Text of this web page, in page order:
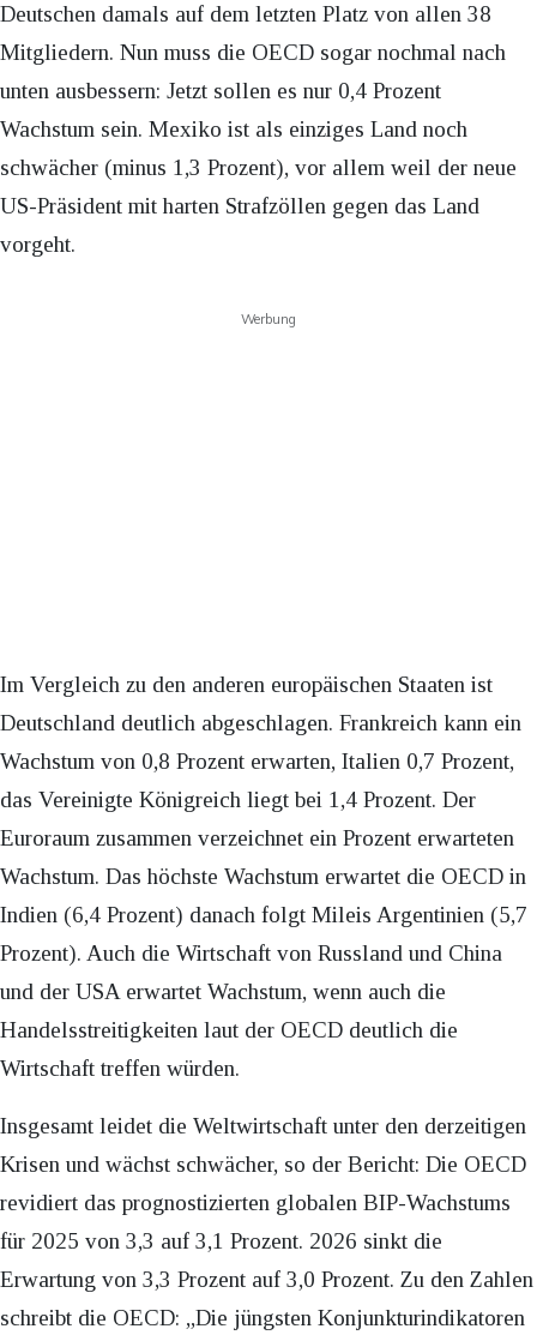
Deutschen damals auf dem letzten Platz von allen 38
Mitgliedern. Nun muss die OECD sogar nochmal nach
unten ausbessern: Jetzt sollen es nur 0,4 Prozent
Wachstum sein. Mexiko ist als einziges Land noch
schwächer (minus 1,3 Prozent), vor allem weil der neue
US-Präsident mit harten Strafzöllen gegen das Land
vorgeht.
Werbung
Im Vergleich zu den anderen europäischen Staaten ist
Deutschland deutlich abgeschlagen. Frankreich kann ein
Wachstum von 0,8 Prozent erwarten, Italien 0,7 Prozent,
das Vereinigte Königreich liegt bei 1,4 Prozent. Der
Euroraum zusammen verzeichnet ein Prozent erwarteten
Wachstum. Das höchste Wachstum erwartet die OECD in
Indien (6,4 Prozent) danach folgt Mileis Argentinien (5,7
Prozent). Auch die Wirtschaft von Russland und China
und der USA erwartet Wachstum, wenn auch die
Handelsstreitigkeiten laut der OECD deutlich die
Wirtschaft treffen würden.
Insgesamt leidet die Weltwirtschaft unter den derzeitigen
Krisen und wächst schwächer, so der Bericht: Die OECD
revidiert das prognostizierten globalen BIP-Wachstums
für 2025 von 3,3 auf 3,1 Prozent. 2026 sinkt die
Erwartung von 3,3 Prozent auf 3,0 Prozent. Zu den Zahlen
schreibt die OECD: „Die jüngsten Konjunkturindikatoren